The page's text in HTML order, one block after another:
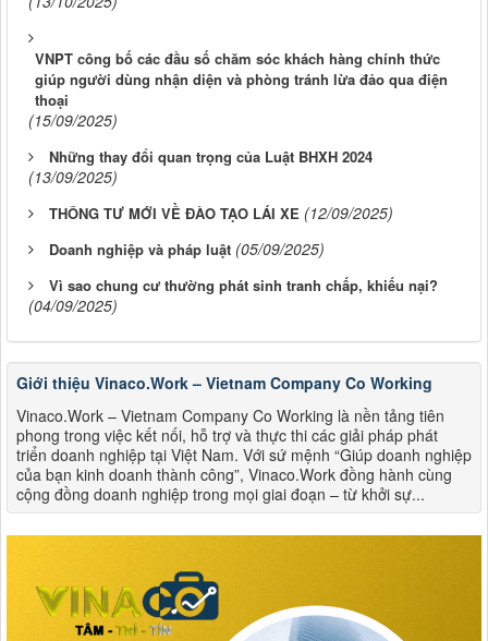
VNPT công bố các đầu số chăm sóc khách hàng chính thức
giúp người dùng nhận diện và phòng tránh lừa đảo qua điện
thoại
(15/09/2025)
Những thay đổi quan trọng của Luật BHXH 2024
(13/09/2025)
THÔNG TƯ MỚI VỀ ĐÀO TẠO LÁI XE (12/09/2025)
Doanh nghiệp và pháp luật (05/09/2025)
Vì sao chung cư thường phát sinh tranh chấp, khiếu nại?
(04/09/2025)
Giới thiệu Vinaco.Work – Vietnam Company Co Working
Vinaco.Work – Vietnam Company Co Working là nền tảng tiên
phong trong việc kết nối, hỗ trợ và thực thi các giải pháp phát
triển doanh nghiệp tại Việt Nam. Với sứ mệnh “Giúp doanh nghiệp
của bạn kinh doanh thành công”, Vinaco.Work đồng hành cùng
cộng đồng doanh nghiệp trong mọi giai đoạn – từ khởi sự...